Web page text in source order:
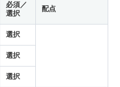
必須／
選択
配点
選択
選択
選択